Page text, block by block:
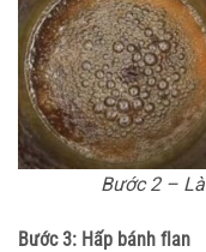
Bước 2 –
Bước 3: Hấp bánh flan